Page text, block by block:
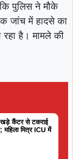
पुलिस ने मौके
जांच में हादसे का
रहा है। मामले की
खड़े कैंटर से टकराई
मित्र ICU में